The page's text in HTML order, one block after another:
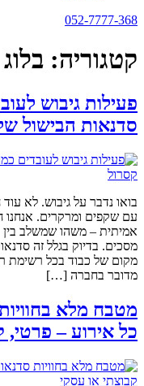
052-7777-368
קטגוריה: בלוג
פעילות גיבוש
סדנאות הבישול
בואו נדבר על גיבוש. לא
עם שקפים ומרקרים. אנחנו
אמיתית – משהו שמשלב בין
מסכים. בדיוק בגלל זה
מקום של כבוד בכל רשימת
מדובר בחברה […]
מטבח מלא
כל אירוע – פרטי,